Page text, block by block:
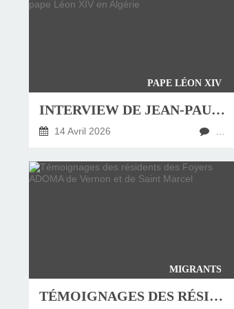
PAPE LÉON XIV
INTERVIEW DE JEAN-PAUL VESCO, CARDINAL-ARCHEVÊQUE D'ALGER AU MOMENT DE LA VISITE DU PAPE LÉON XIV EN ALGÉRIE
14 Avril 2026
MIGRANTS
TÉMOIGNAGES DES RÉSIDENTS DES FOYERS ADOMA DE VERNON ET DE SAINT MARCEL